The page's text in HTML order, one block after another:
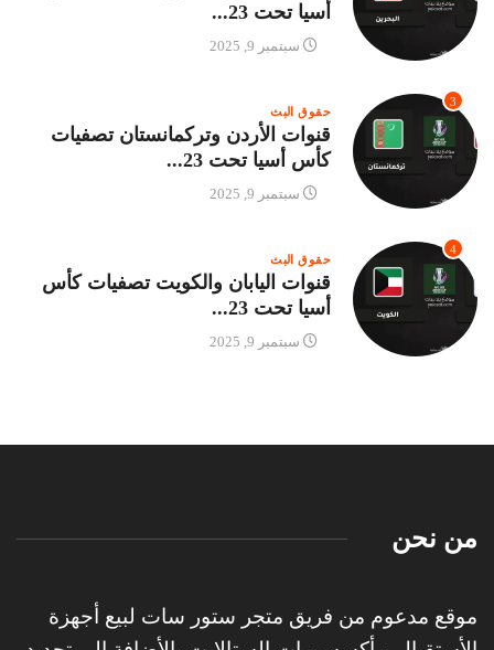
أسيا تحت 23...
سبتمبر 9, 2025
3
حقوق البث
قنوات الأردن وتركمانستان تصفيات
كأس أسيا تحت 23...
سبتمبر 9, 2025
4
حقوق البث
قنوات اليابان والكويت تصفيات كأس
أسيا تحت 23...
سبتمبر 9, 2025
من نحن
موقع مدعوم من فريق متجر ستور سات لبيع أجهزة